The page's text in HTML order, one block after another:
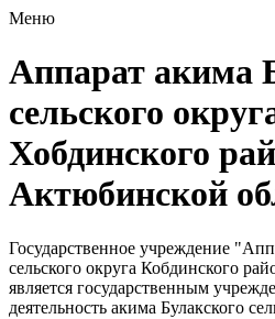
Меню
Аппарат акима
сельского
Хобдинского
Актюбинской
Государственное учреждение
сельского округа Кобдинского
является государственным
деятельность акима Булакского